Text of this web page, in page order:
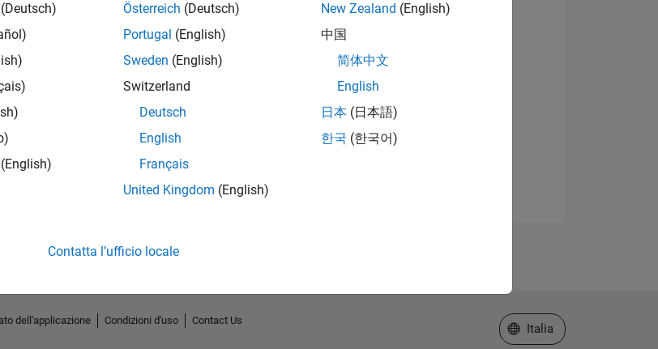
No Endorsements received
(Deutsch)
(English)
Österreich (Deutsch)
Portugal (English)
Sweden (English)
Switzerland
Deutsch
English
Français
United Kingdom (English)
New Zealand (English)
中国
简体中文
English
日本 (日本語)
한국 (한국어)
Contatta l’ufficio locale
dell'applicazione Condizioni d'uso
Contact Us
Seleziona un sito web
Italia